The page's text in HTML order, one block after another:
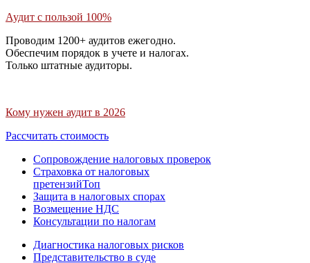
Аудит с пользой 100%
Проводим 1200+ аудитов ежегодно.
Обеспечим порядок в учете и налогах.
Только штатные аудиторы.
Кому нужен аудит в 2026
Рассчитать стоимость
Сопровождение налоговых проверок
Страховка от налоговых
претензийТоп
Защита в налоговых спорах
Возмещение НДС
Консультации по налогам
Диагностика налоговых рисков
Представительство в суде